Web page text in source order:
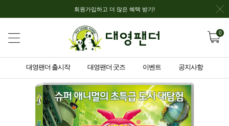
회원가입하고 더 많은 혜택 받기!
0
대영팬더 출시작 대영팬더 굿즈 이벤트 공지사항